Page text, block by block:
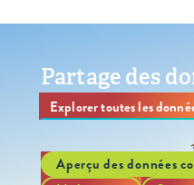
Partage des
Explorer toutes les
Aperçu des données